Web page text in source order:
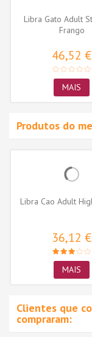
Libra Gato Adult
Frango
46,52 €
MAIS
Produtos do
Libra Cao Adult
36,12 €
MAIS
Clientes que
compraram: